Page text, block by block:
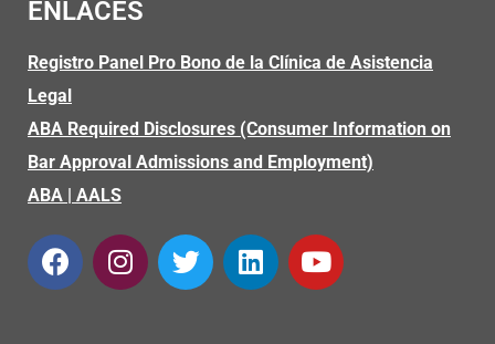
ENLACES
Registro Panel Pro Bono de la Clínica de Asistencia
Legal
ABA Required Disclosures (Consumer Information on
Bar Approval Admissions and Employment)
ABA | AALS